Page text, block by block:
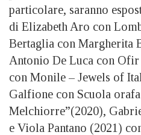
particolare, saranno
di Elizabeth Aro con
Bertaglia con Margherita
Antonio De Luca con
con Monile – Jewels of
Galfione con Scuola
Melchiorre”(2020),
e Viola Pantano (2021)